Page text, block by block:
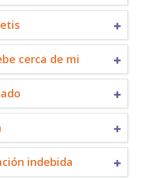
cerca de mi
indebida